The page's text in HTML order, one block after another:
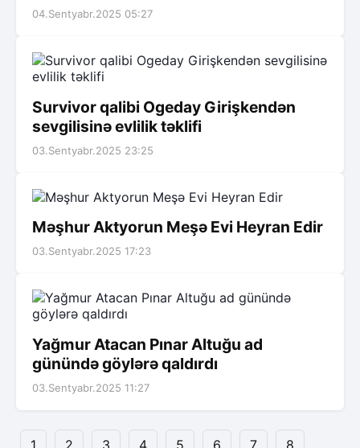
04.Sentyabr.2025 05:27
Survivor qalibi Ogeday Girişkendən
sevgilisinə evlilik təklifi
03.Sentyabr.2025 23:25
Məşhur Aktyorun Meşə Evi Heyran Edir
03.Sentyabr.2025 17:23
Yağmur Atacan Pınar Altuğu ad
günündə göylərə qaldırdı
03.Sentyabr.2025 11:27